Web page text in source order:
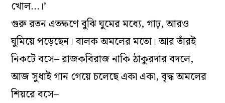
খোল…।’
গুরু রতন এতক্ষণে বুঝি ঘুমের মধ্যে, গাঢ়, আরও
ঘুমিয়ে পড়েছেন। বালক অমলের মতো। আর তাঁরই
নিকটে বসে– রাজকবিরাজ নাকি ঠাকুরদার বদলে,
আজ সুধাই গান গেয়ে চলেছে একা একা, বৃদ্ধ অমলের
শিয়রে বসে–